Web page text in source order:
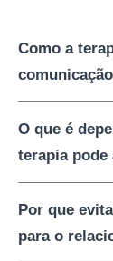
Como a
O que é
terapia pode
Por que
para o